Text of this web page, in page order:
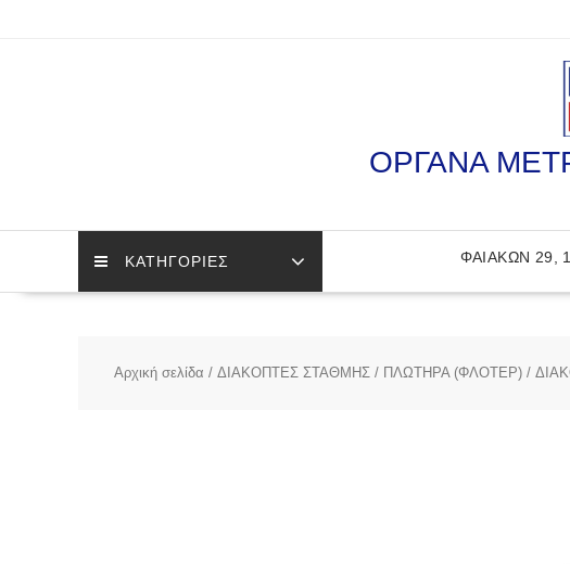
ΟΡΓΑΝΑ
ΚΑΤΗΓΟΡΙΕΣ ΦΑΙΑΚΩΝ 29,
Αρχική σελίδα / ΔΙΑΚΟΠΤΕΣ ΣΤΑΘΜΗΣ / ΠΛΩΤΗΡΑ (ΦΛΟΤΕΡ)/